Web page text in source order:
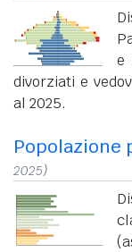
e
divorziati e
al 2025.
Popolazione
2025)